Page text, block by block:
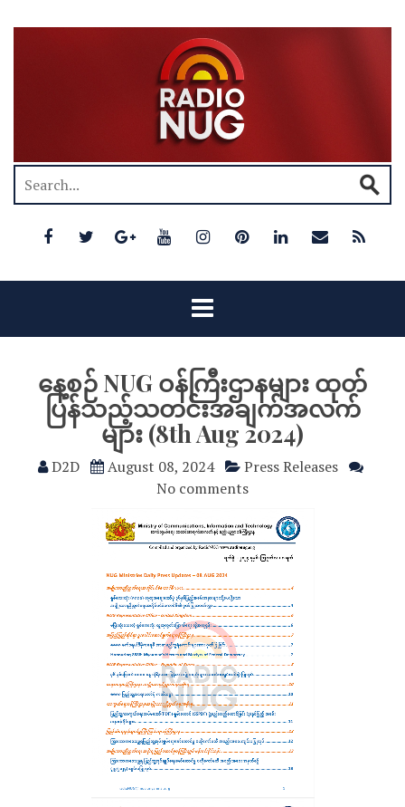
နေ့စဉ် NUG ဝန်ကြီးဌာနများ ထုတ်
ပြန်သည့်သတင်းအချက်အလက်
များ (8th Aug 2024)
D2D August 08, 2024
Press Releases
No comments